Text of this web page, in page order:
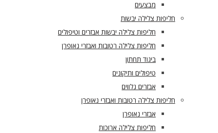
מבצעים
חליפות צלילה יבשות
חליפות צלילה יבשות אבזרים וטיפולים
חליפות צלילה רטובות ואבזרי נאופרן
ביגוד תחתון
טיפולים ותיקונים
אבזרים נלווים
חליפות צלילה רטובות ואבזרי נאופרן
אבזרי נאופרן
חליפות צלילה ארוכות